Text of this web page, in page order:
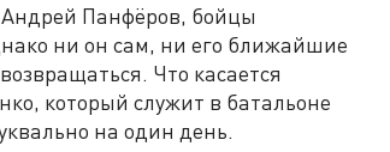
Андрей Панфёров, бойцы
ни он сам, ни его ближайшие
Что касается
который служит в батальоне
на один день.